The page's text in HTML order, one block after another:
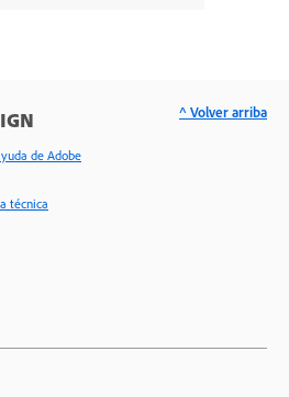
de Adobe
técnica
^ Volver arriba